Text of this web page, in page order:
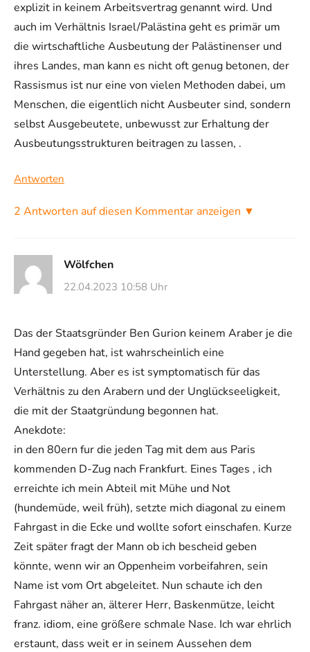
explizit in keinem Arbeitsvertrag genannt wird. Und
auch im Verhältnis Israel/Palästina geht es primär um
die wirtschaftliche Ausbeutung der Palästinenser und
ihres Landes, man kann es nicht oft genug betonen, der
Rassismus ist nur eine von vielen Methoden dabei, um
Menschen, die eigentlich nicht Ausbeuter sind, sondern
selbst Ausgebeutete, unbewusst zur Erhaltung der
Ausbeutungsstrukturen beitragen zu lassen, .
Antworten
2 Antworten auf diesen Kommentar anzeigen ▼
Wölfchen
22.04.2023 10:58 Uhr
Das der Staatsgründer Ben Gurion keinem Araber je die
Hand gegeben hat, ist wahrscheinlich eine
Unterstellung. Aber es ist symptomatisch für das
Verhältnis zu den Arabern und der Unglückseeligkeit,
die mit der Staatgründung begonnen hat.
Anekdote:
in den 80ern fur die jeden Tag mit dem aus Paris
kommenden D-Zug nach Frankfurt. Eines Tages , ich
erreichte ich mein Abteil mit Mühe und Not
(hundemüde, weil früh), setzte mich diagonal zu einem
Fahrgast in die Ecke und wollte sofort einschafen. Kurze
Zeit später fragt der Mann ob ich bescheid geben
könnte, wenn wir an Oppenheim vorbeifahren, sein
Name ist vom Ort abgeleitet. Nun schaute ich den
Fahrgast näher an, älterer Herr, Baskenmütze, leicht
franz. idiom, eine größere schmale Nase. Ich war ehrlich
erstaunt, dass weit er in seinem Aussehen dem